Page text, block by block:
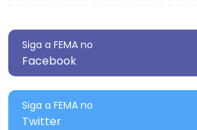
Siga a FEMA no
Facebook
Siga a FEMA no
Twitter